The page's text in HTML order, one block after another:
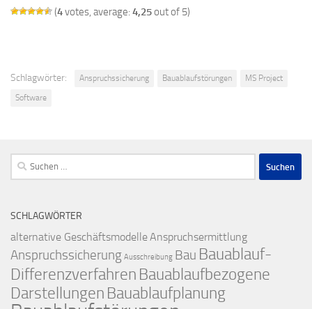
(4votes, average: 4,25out of 5)
Schlagwörter: Anspruchssicherung Bauablaufstörungen
MS Project
Software
Suchen
nach:
SCHLAGWÖRTER
alternative GeschäftsmodelleAnspruchsermittlung
Anspruchssicherung Ausschreibung Bau Bauablauf-
Differenzverfahren Bauablaufbezogene
Darstellungen Bauablaufplanung